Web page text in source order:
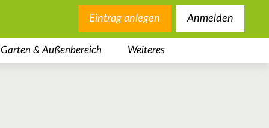
Eintrag anlegen Anmelden
Garten & Außenbereich Weiteres